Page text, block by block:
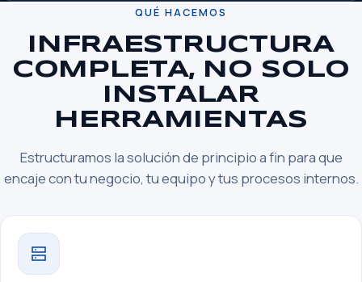
QUÉ HACEMOS
INFRAESTRUCTURA
COMPLETA, NO SOLO
INSTALAR
HERRAMIENTAS
Estructuramos la solución de principio a fin para que
encaje con tu negocio, tu equipo y tus procesos internos.